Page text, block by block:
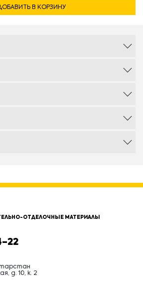
В КОРЗИНУ
ОТДЕЛОЧНЫЕ МАТЕРИАЛЫ
22
д. 10, к. 2